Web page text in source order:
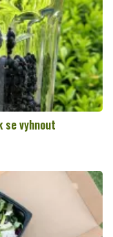
se vyhnout